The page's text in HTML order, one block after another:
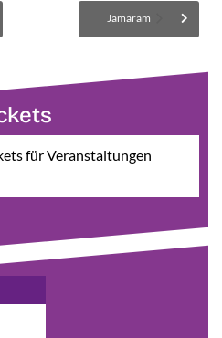
Jamaram
für Veranstaltungen